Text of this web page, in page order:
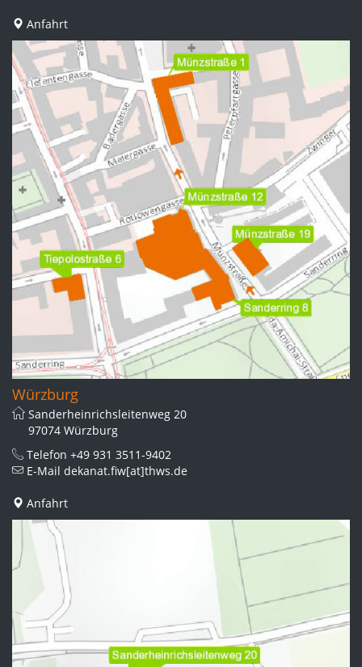
Anfahrt
Würzburg
Sanderheinrichsleitenweg 20
97074 Würzburg
Telefon +49 931 3511-9402
E-Mail dekanat.fiw[at]thws.de
Anfahrt